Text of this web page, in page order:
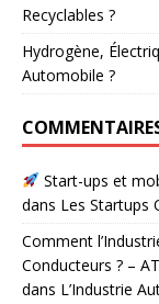
Recyclables ?
Hydrogène,
Automobile ?
Start-ups et
dans Les Startups
Comment
Conducteurs ? –
dans L’Industrie